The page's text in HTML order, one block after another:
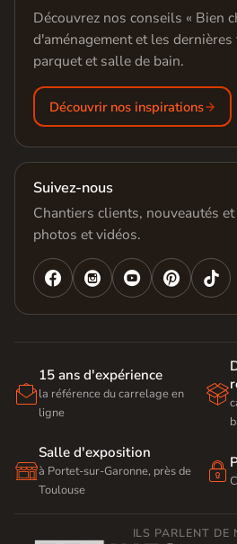
Découvrez nos conseils « Bien
d'aménagement et les
parquet et salle de bain.
Découvrir nos inspirations
Suivez-nous
Chantiers clients, nouveautés
photos et vidéos.
   

15 ans d'expérience
la référence du carrelage en
ligne


Salle d'exposition
à Portet-sur-Garonne, près de
Toulouse

ILS PARLENT DE